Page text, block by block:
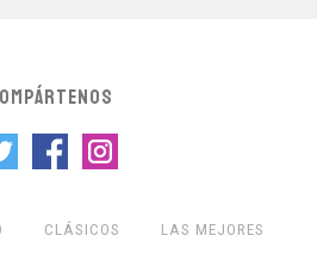
CLÁSICOS
LAS MEJORES